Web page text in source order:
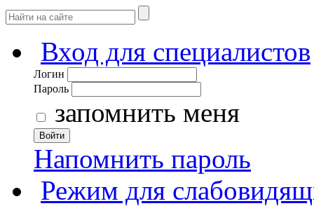
Вход для специалистов
Логин
Пароль
запомнить меня
Войти
Напомнить пароль
Режим для